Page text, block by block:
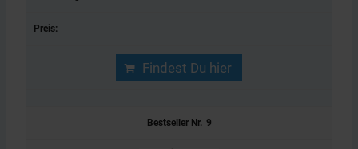
Findest Du hier
9